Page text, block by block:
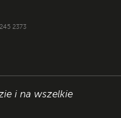
2373
i na wszelkie